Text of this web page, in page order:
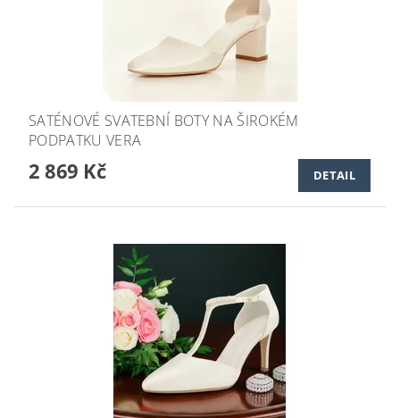
SATÉNOVÉ SVATEBNÍ BOTY NA ŠIROKÉM
PODPATKU VERA
2 869 Kč DETAIL